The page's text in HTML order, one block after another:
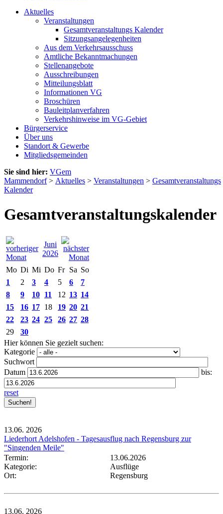
Aktuelles
Veranstaltungen
Gesamtveranstaltungs Kalender
Sitzungsangelegenheiten
Aus dem Verkehrsausschuss
Amtliche Bekanntmachungen
Stellenangebote
Ausschreibungen
Mitteilungsblatt
Informationen VG
Broschüren
Bauleitplanverfahren
Verkehrshinweise im VG-Gebiet
Bürgerservice
Über uns
Standort & Gewerbe
Mitgliedsgemeinden
Sie sind hier: VGem
Mammendorf> Aktuelles > Veranstaltungen > Gesamtveranstaltungs
Kalender
Gesamtveranstaltungskalender
Juni
2026
Mo Di Mi Do Fr Sa So
1
2 3 4 5 6
7
8
9 10 11 12 13 14
15
16 17 18 19 20 21
22
23 24 25 26 27 28
29
30
Hier können Sie gezielt suchen:
Kategorie
Suchwort
Datum
bis:
reset
13.06. 2026
Liederhort Adelshofen - Tagesausflug nach Regensburg zur
"Singenden Meile"
Termin:
13.06.2026
Kategorie:
Ausflüge
Ort:
Regensburg
13.06. 2026